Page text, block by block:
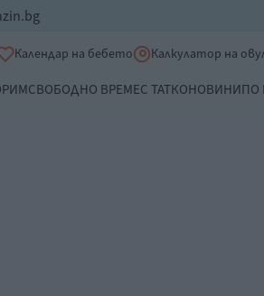
Календар на бебето Калкулатор на
СВОБОДНО ВРЕМЕС ТАТКОНОВИНИПО